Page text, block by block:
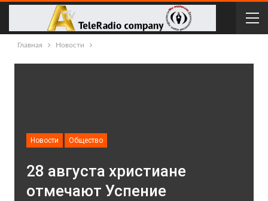
Главная Новости
Новости Общество
28 августа христиане
отмечают Успение